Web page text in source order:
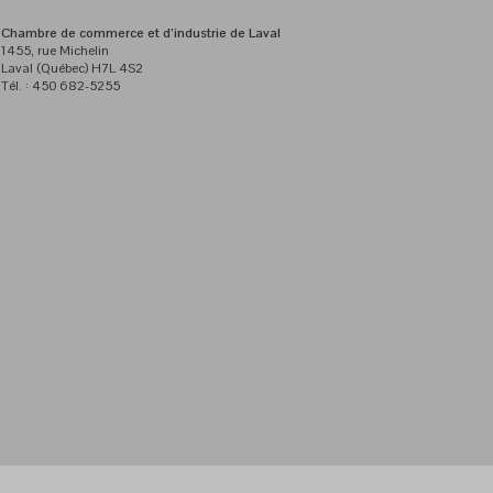
Chambre de commerce et d’industrie de Laval
1455, rue Michelin
Laval (Québec) H7L 4S2
Tél. : 450 682-5255